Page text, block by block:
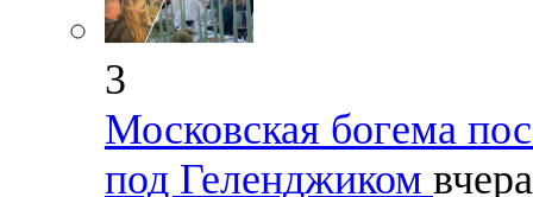
3
Московская богема
под Геленджиком